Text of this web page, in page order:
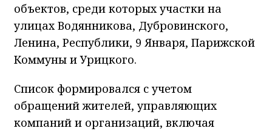
объектов, среди которых участки на
улицах Водянникова, Дубровинского,
Ленина, Республики, 9 Января, Парижской
Коммуны и Урицкого.
Список формировался с учетом
обращений жителей, управляющих
компаний и организаций, включая